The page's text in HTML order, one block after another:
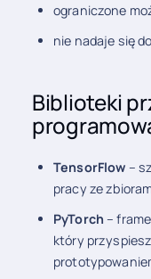
ograniczone
nie nadaje się
Biblioteki
TensorFlow –
pracy ze
PyTorch –
który